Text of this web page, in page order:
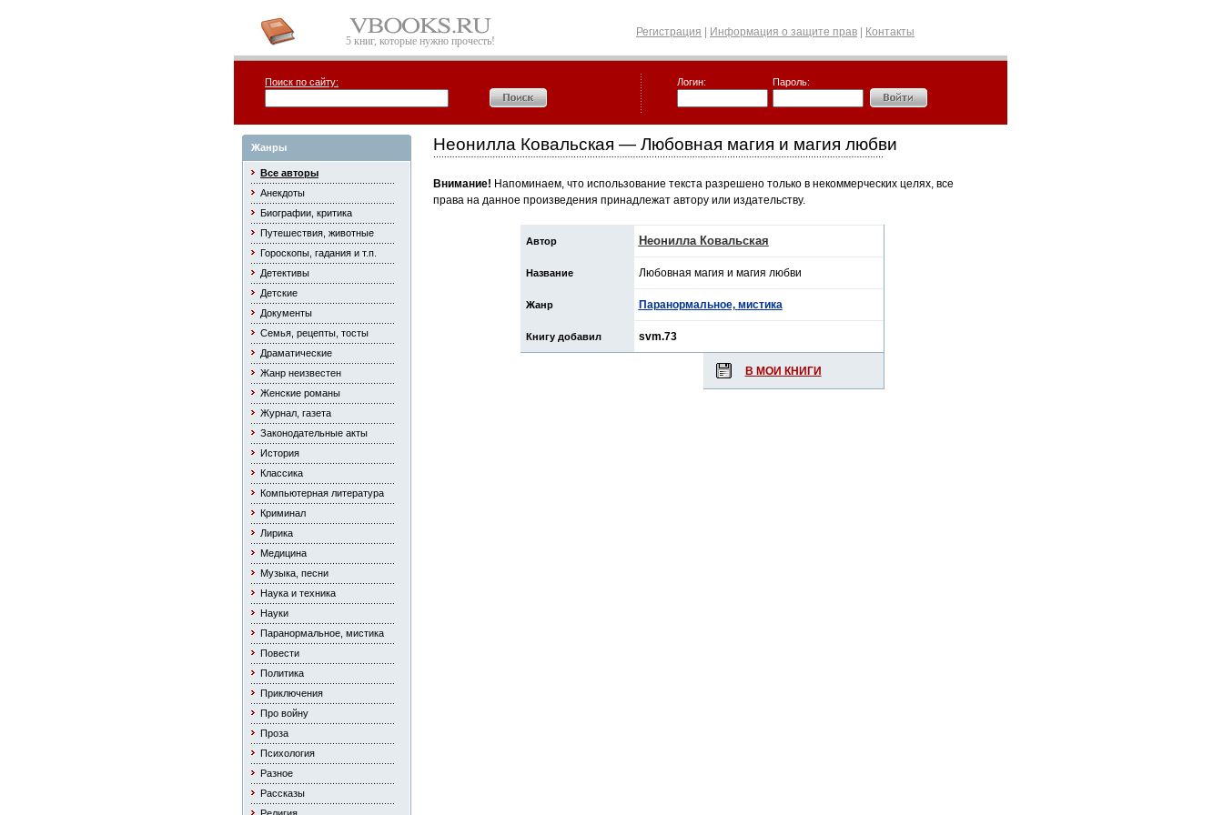
5 книг, которые нужно прочесть!
Регистрация Информация о защите прав Контакты
Поиск по сайту: Логин: Пароль:
Жанры
Все авторы
Анекдоты
Биографии, критика
Путешествия, животные
Гороскопы, гадания и т.п.
Детективы
Детские
Документы
Семья, рецепты, тосты
Драматические
Жанр неизвестен
Женские романы
Журнал, газета
Законодательные акты
История
Классика
Компьютерная литература
Криминал
Лирика
Медицина
Музыка, песни
Наука и техника
Науки
Паранормальное, мистика
Повести
Политика
Приключения
Про войну
Проза
Психология
Разное
Рассказы
Неонилла Ковальская — Любовная магия и магия любви
Внимание! Напоминаем, что использование текста разрешено только в некоммерческих целях, все
права на данное произведения принадлежат автору или издательству.
Автор Неонилла Ковальская
Название Любовная магия и магия любви
Жанр Паранормальное, мистика
Книгу добавил svm.73
В МОИ КНИГИ